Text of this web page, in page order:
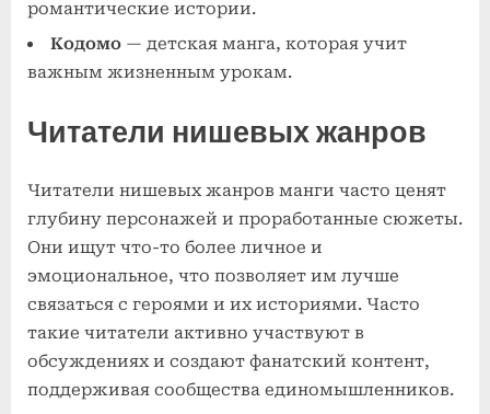
романтические истории.
Кодомо — детская манга, которая учит
важным жизненным урокам.
Читатели нишевых жанров
Читатели нишевых жанров манги часто ценят
глубину персонажей и проработанные сюжеты.
Они ищут что-то более личное и
эмоциональное, что позволяет им лучше
связаться с героями и их историями. Часто
такие читатели активно участвуют в
обсуждениях и создают фанатский контент,
поддерживая сообщества единомышленников.